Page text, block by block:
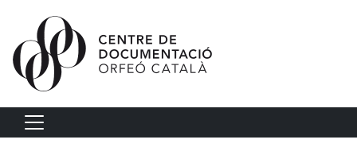
Vés al contingut
Navegació principal